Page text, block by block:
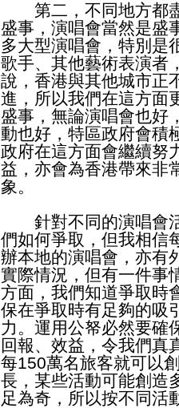
第二，不同地方都盡
盛事，演唱會當然是盛
多大型演唱會，特別是
歌手、其他藝術表演者
說，香港與其他城市正
進，所以我們在這方面
盛事，無論演唱會也好
動也好，特區政府會積
政府在這方面會繼續努
益，亦會為香港帶來非
象。
針對不同的演唱會活
們如何爭取，但我相信
辦本地的演唱會，亦有
實際情況，但有一件事
方面，我們知道爭取時
保在爭取時有足夠的吸
力。運用公帑必然要確
回報、效益，令我們真
每150萬名旅客就可以
長，某些活動可能創造
足為奇，所以按不同活